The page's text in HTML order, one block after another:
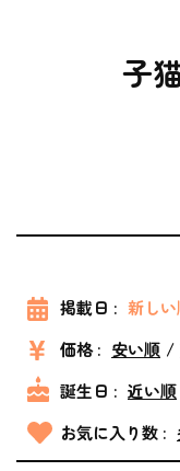
子
掲載日 : 新し
価格 : 安い順
誕生日 : 近い順
お気に入り数 :